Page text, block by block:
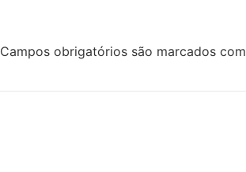
Campos obrigatórios são marcados com